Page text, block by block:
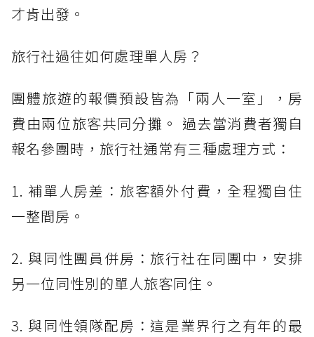
才肯出發。
旅行社過往如何處理單人房？
團體旅遊的報價預設皆為「兩人一室」，房
費由兩位旅客共同分攤。 過去當消費者獨自
報名參團時，旅行社通常有三種處理方式：
1. 補單人房差：旅客額外付費，全程獨自住
一整間房。
2. 與同性團員併房：旅行社在同團中，安排
另一位同性別的單人旅客同住。
3. 與同性領隊配房：這是業界行之有年的最